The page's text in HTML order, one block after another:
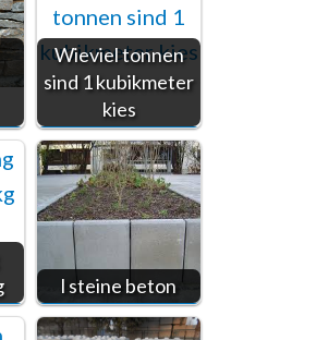
Wieviel tonnen
sind 1 kubikmeter
kies
l steine beton